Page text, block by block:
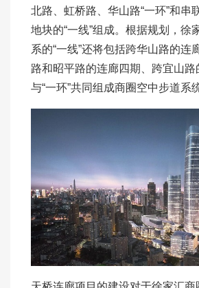
北路、虹桥路、华山路“一环”和串
地块的“一线”组成。根据规划，徐
系的“一线”还将包括跨华山路的连
路和昭平路的连廊四期、跨宜山路
与“一环”共同组成商圈空中步道系